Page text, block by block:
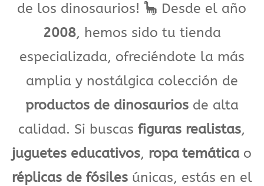
de los dinosaurios! 🦕 Desde el año
2008, hemos sido tu tienda
especializada, ofreciéndote la más
amplia y nostálgica colección de
productos de dinosauriosde alta
calidad. Si buscasfiguras realistas,
juguetes educativos, ropa temáticao
réplicas de fósilesúnicas, estás en el